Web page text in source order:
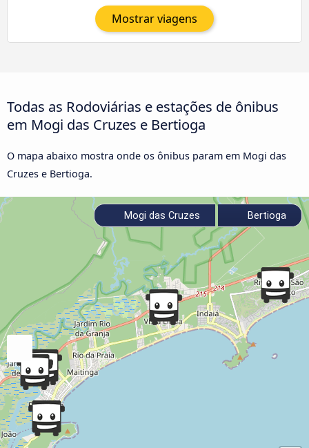
Mostrar viagens
Todas as Rodoviárias e estações de ônibus
em Mogi das Cruzes e Bertioga
O mapa abaixo mostra onde os ônibus param em Mogi das
Cruzes e Bertioga.
Mogi das Cruzes Bertioga